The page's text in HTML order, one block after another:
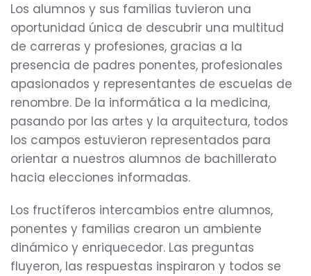
Los alumnos y sus familias tuvieron una
oportunidad única de descubrir una multitud
de carreras y profesiones, gracias a la
presencia de padres ponentes, profesionales
apasionados y representantes de escuelas de
renombre. De la informática a la medicina,
pasando por las artes y la arquitectura, todos
los campos estuvieron representados para
orientar a nuestros alumnos de bachillerato
hacia elecciones informadas.
Los fructíferos intercambios entre alumnos,
ponentes y familias crearon un ambiente
dinámico y enriquecedor. Las preguntas
fluyeron, las respuestas inspiraron y todos se